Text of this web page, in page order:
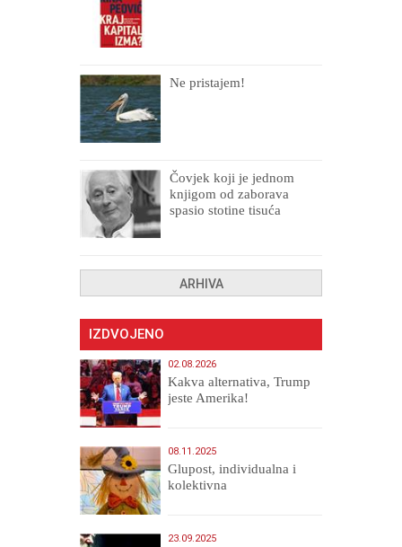
Ne pristajem!
Čovjek koji je jednom
knjigom od zaborava
spasio stotine tisuća
ARHIVA
IZDVOJENO
02.08.2026
Kakva alternativa, Trump
jeste Amerika!
08.11.2025
Glupost, individualna i
kolektivna
23.09.2025